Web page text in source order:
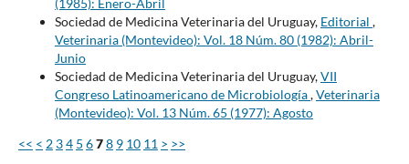
Sociedad de Medicina Veterinaria del Uruguay, Editorial ,
Veterinaria (Montevideo): Vol. 18 Núm. 80 (1982): Abril-
Junio
Sociedad de Medicina Veterinaria del Uruguay,VII
Congreso Latinoamericano de Microbiología,Veterinaria
(Montevideo): Vol. 13 Núm. 65 (1977): Agosto
<< < 2 34 5 678 9 10 11 > >>